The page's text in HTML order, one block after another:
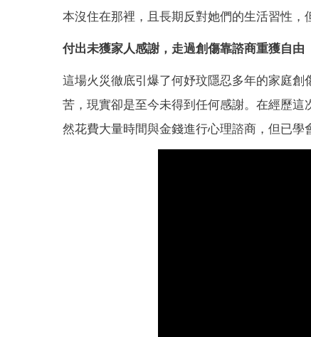
本沒住在那裡，且長期反對她們的生活習性，
付出未獲家人感謝，走過創傷靠諮商重獲自由
這場火災徹底引爆了何妤玟隱忍多年的家庭
苦，現實卻是至今未得到任何感謝。在經歷
然花費大量時間與金錢進行心理諮商，但已學